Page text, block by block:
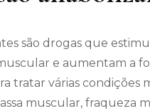
são drogas que
e aumentam a
tratar várias condições
muscular, fraqueza